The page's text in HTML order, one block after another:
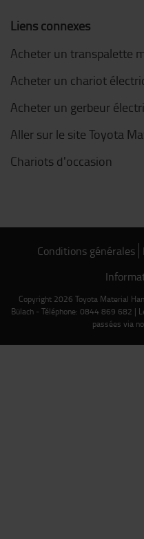
Liens connexes
Acheter un transpalette
Acheter un chariot
Acheter un gerbeur
Aller sur le site Toyota
Chariots d'occasion
Conditions générales
Copyright 2026 Toyota Material
Bülach - Téléphone: 0844 869 682 |
passées via